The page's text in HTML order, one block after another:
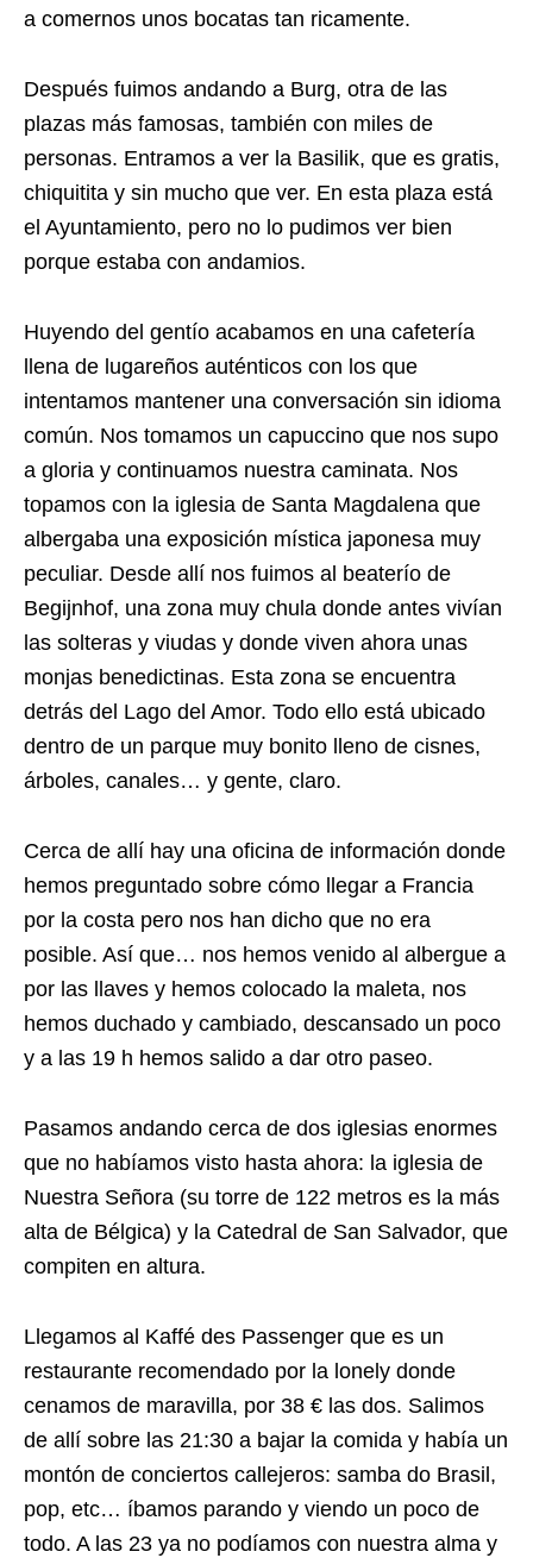
a comernos unos bocatas tan ricamente.
Después fuimos andando a Burg, otra de las
plazas más famosas, también con miles de
personas. Entramos a ver la Basilik, que es gratis,
chiquitita y sin mucho que ver. En esta plaza está
el Ayuntamiento, pero no lo pudimos ver bien
porque estaba con andamios.
Huyendo del gentío acabamos en una cafetería
llena de lugareños auténticos con los que
intentamos mantener una conversación sin idioma
común. Nos tomamos un capuccino que nos supo
a gloria y continuamos nuestra caminata. Nos
topamos con la iglesia de Santa Magdalena que
albergaba una exposición mística japonesa muy
peculiar. Desde allí nos fuimos al beaterío de
Begijnhof, una zona muy chula donde antes vivían
las solteras y viudas y donde viven ahora unas
monjas benedictinas. Esta zona se encuentra
detrás del Lago del Amor. Todo ello está ubicado
dentro de un parque muy bonito lleno de cisnes,
árboles, canales… y gente, claro.
Cerca de allí hay una oficina de información donde
hemos preguntado sobre cómo llegar a Francia
por la costa pero nos han dicho que no era
posible. Así que… nos hemos venido al albergue a
por las llaves y hemos colocado la maleta, nos
hemos duchado y cambiado, descansado un poco
y a las 19 h hemos salido a dar otro paseo.
Pasamos andando cerca de dos iglesias enormes
que no habíamos visto hasta ahora: la iglesia de
Nuestra Señora (su torre de 122 metros es la más
alta de Bélgica) y la Catedral de San Salvador, que
compiten en altura.
Llegamos al Kaffé des Passenger que es un
restaurante recomendado por la lonely donde
cenamos de maravilla, por 38 € las dos. Salimos
de allí sobre las 21:30 a bajar la comida y había un
montón de conciertos callejeros: samba do Brasil,
pop, etc… íbamos parando y viendo un poco de
todo. A las 23 ya no podíamos con nuestra alma y